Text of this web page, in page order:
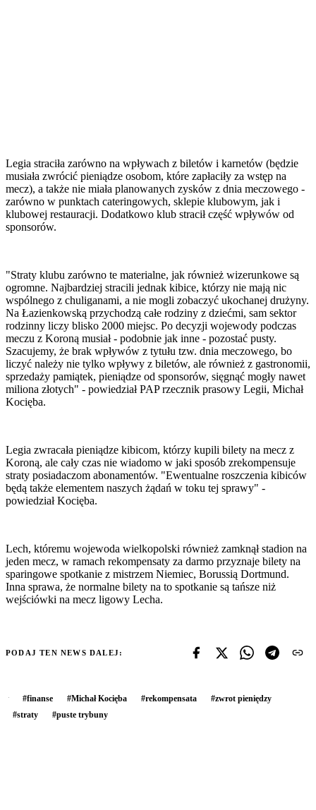
Legia straciła zarówno na wpływach z biletów i karnetów (będzie
musiała zwrócić pieniądze osobom, które zapłaciły za wstęp na
mecz), a także nie miała planowanych zysków z dnia meczowego -
zarówno w punktach cateringowych, sklepie klubowym, jak i
klubowej restauracji. Dodatkowo klub stracił część wpływów od
sponsorów.
"Straty klubu zarówno te materialne, jak również wizerunkowe są
ogromne. Najbardziej stracili jednak kibice, którzy nie mają nic
wspólnego z chuliganami, a nie mogli zobaczyć ukochanej drużyny.
Na Łazienkowską przychodzą całe rodziny z dziećmi, sam sektor
rodzinny liczy blisko 2000 miejsc. Po decyzji wojewody podczas
meczu z Koroną musiał - podobnie jak inne - pozostać pusty.
Szacujemy, że brak wpływów z tytułu tzw. dnia meczowego, bo
liczyć należy nie tylko wpływy z biletów, ale również z gastronomii,
sprzedaży pamiątek, pieniądze od sponsorów, sięgnąć mogły nawet
miliona złotych" - powiedział PAP rzecznik prasowy Legii, Michał
Kocięba.
Legia zwracała pieniądze kibicom, którzy kupili bilety na mecz z
Koroną, ale cały czas nie wiadomo w jaki sposób zrekompensuje
straty posiadaczom abonamentów. "Ewentualne roszczenia kibiców
będą także elementem naszych żądań w toku tej sprawy" -
powiedział Kocięba.
Lech, któremu wojewoda wielkopolski również zamknął stadion na
jeden mecz, w ramach rekompensaty za darmo przyznaje bilety na
sparingowe spotkanie z mistrzem Niemiec, Borussią Dortmund.
Inna sprawa, że normalne bilety na to spotkanie są tańsze niż
wejściówki na mecz ligowy Lecha.
PODAJ TEN NEWS DALEJ:
#finanse #Michał Kocięba #rekompensata #zwrot pieniędzy
#straty #puste trybuny